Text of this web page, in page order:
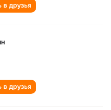
в друзья
в друзья